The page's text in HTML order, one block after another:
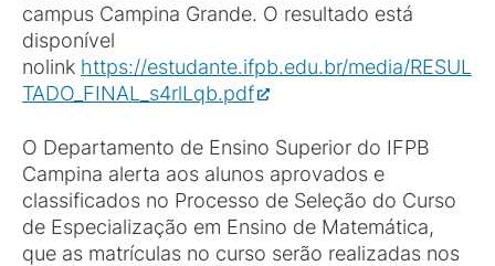
campus Campina Grande. O resultado está
disponível
nolink https://estudante.ifpb.edu.br/media/RESUL
TADO_FINAL_s4rlLqb.pdf
O Departamento de Ensino Superior do IFPB
Campina alerta aos alunos aprovados e
classificados no Processo de Seleção do Curso
de Especialização em Ensino de Matemática,
que as matrículas no curso serão realizadas nos